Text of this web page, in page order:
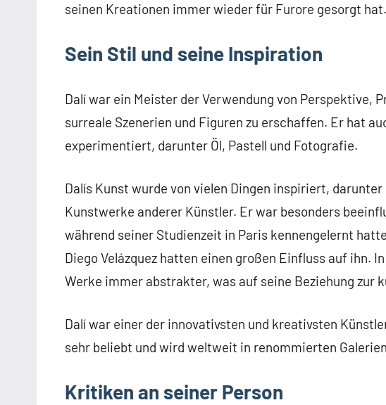
seinen Kreationen immer wieder für Furore gesorgt
Sein Stil und seine Inspiration
Dalí war ein Meister der Verwendung von Perspektive,
surreale Szenerien und Figuren zu erschaffen. Er hat
experimentiert, darunter Öl, Pastell und Fotografie.
Dalís Kunst wurde von vielen Dingen inspiriert,
Kunstwerke anderer Künstler. Er war besonders
während seiner Studienzeit in Paris kennengelernt
Diego Velázquez hatten einen großen Einfluss auf ihn.
Werke immer abstrakter, was auf seine Beziehung zur
Dalí war einer der innovativsten und kreativsten
sehr beliebt und wird weltweit in renommierten
Kritiken an seiner Person